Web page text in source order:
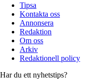
Tipsa
Kontakta oss
Annonsera
Redaktion
Om oss
Arkiv
Redaktionell policy
Har du ett nyhetstips?